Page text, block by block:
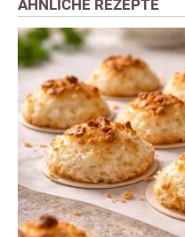
ÄHNLICHE REZEPTE